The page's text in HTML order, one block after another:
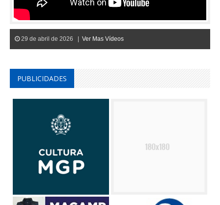
29 de abril de 2026 | Ver Mas Vídeos
PUBLICIDADES